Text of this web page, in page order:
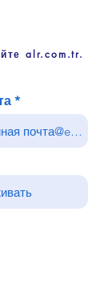
alr.com.tr.